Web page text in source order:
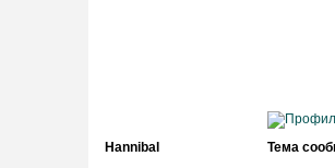
Hannibal Тема